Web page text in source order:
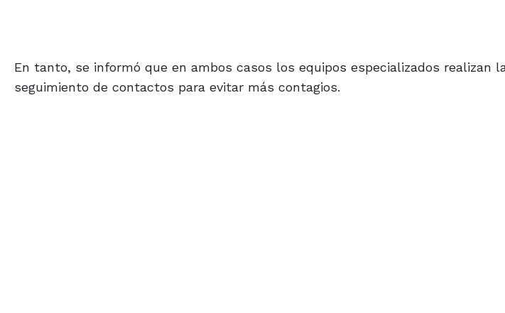
En tanto, se informó que en ambos casos los equipos especializados realizan
seguimiento de contactos para evitar más contagios.